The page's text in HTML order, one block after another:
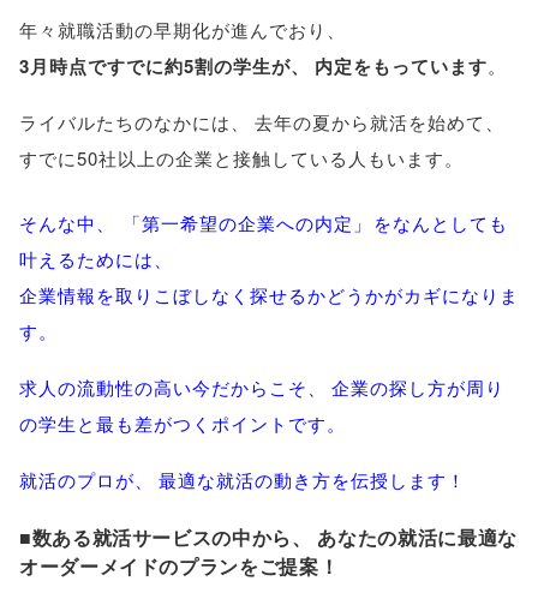
年々就職活動の早期化が進んでおり
3月時点ですでに約5割の学生が、 内定をもっています。
ライバルたちのなかには 去年の夏から就活を始めて
すでに50社以上の企業と接触している人もいます。
そんな中 、 「第一希望の企業への内定 」
をなんとしても
叶えるためには、
企業情報を取りこぼしなく探せるかどうかがカギになりま
す。
求人の流動性の高い今だからこそ、
企業の探し方が周り
の学生と最も差がつくポイントです。
就活のプロが、 最適な就活の動き方を伝授します！
■数ある就活サービスの中から、
あなたの就活に最適な
オーダーメイドのプランをご提案！